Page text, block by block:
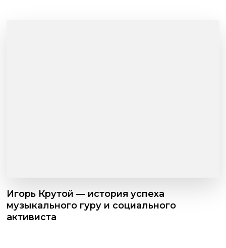
Игорь Крутой — история успеха
музыкального гуру и социального
активиста